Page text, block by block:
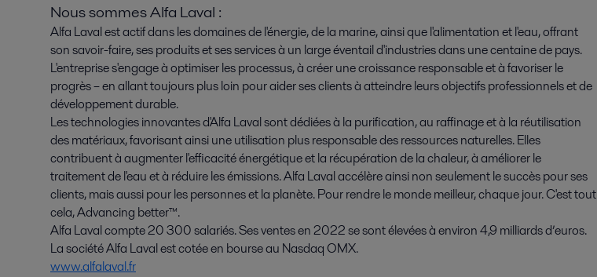
Nous sommes Alfa Laval :
Alfa Laval est actif dans les domaines de l'énergie, de la marine, ainsi que l'alimentation et l'eau, offrant
son savoir-faire, ses produits et ses services à un large éventail d'industries dans une centaine de pays.
L'entreprise s'engage à optimiser les processus, à créer une croissance responsable et à favoriser le
progrès – en allant toujours plus loin pour aider ses clients à atteindre leurs objectifs professionnels et de
développement durable.
Les technologies innovantes d'Alfa Laval sont dédiées à la purification, au raffinage et à la réutilisation
des matériaux, favorisant ainsi une utilisation plus responsable des ressources naturelles. Elles
contribuent à augmenter l'efficacité énergétique et la récupération de la chaleur, à améliorer le
traitement de l'eau et à réduire les émissions. Alfa Laval accélère ainsi non seulement le succès pour ses
clients, mais aussi pour les personnes et la planète. Pour rendre le monde meilleur, chaque jour. C'est tout
cela, Advancing better™.
Alfa Laval compte 20 300 salariés. Ses ventes en 2022 se sont élevées à environ 4,9 milliards d’euros.
La société Alfa Laval est cotée en bourse au Nasdaq OMX.
www.alfalaval.fr